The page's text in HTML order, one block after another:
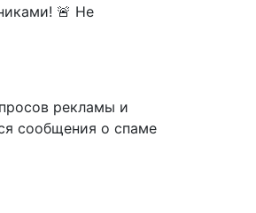
🚨 Не
рекламы и
сообщения о спаме